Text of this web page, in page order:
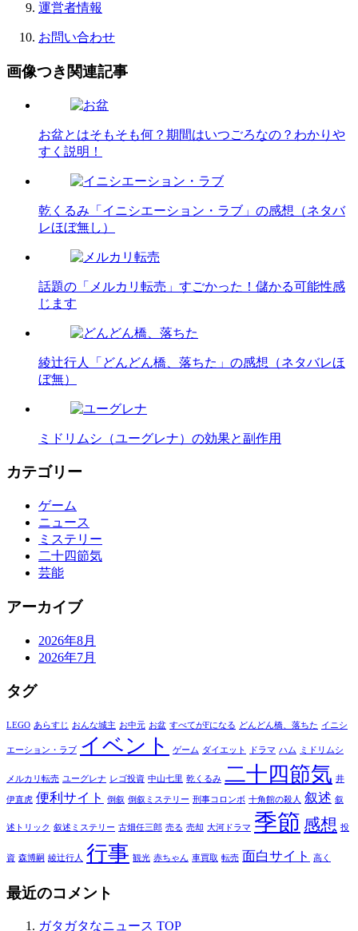
運営者情報
お問い合わせ
画像つき関連記事
お盆とはそもそも何？期間はいつごろなの？わかりや
すく説明！
乾くるみ「イニシエーション・ラブ」の感想（ネタバ
レほぼ無し）
話題の「メルカリ転売」すごかった！儲かる可能性感
じます
綾辻行人「どんどん橋、落ちた」の感想（ネタバレほ
ぼ無）
ミドリムシ（ユーグレナ）の効果と副作用
カテゴリー
ゲーム
ニュース
ミステリー
二十四節気
芸能
アーカイブ
2026年8月
2026年7月
タグ
LEGO あらすじ おんな城主 お中元 お盆 すべてがFになる どんどん橋、落ちた イニシ
エーション・ラブ イベント ゲーム ダイエット ドラマ ハム ミドリムシ
メルカリ転売 ユーグレナ レゴ投資 中山七里 乾くるみ 二十四節気 井
伊直虎 便利サイト 倒叙 倒叙ミステリー 刑事コロンボ 十角館の殺人 叙述 叙
述トリック 叙述ミステリー 古畑任三郎 売る 売却 大河ドラマ 季節 感想 投
資 森博嗣 綾辻行人 行事 観光 赤ちゃん 車買取 転売 面白サイト 高く
最近のコメント
ガタガタなニュース TOP